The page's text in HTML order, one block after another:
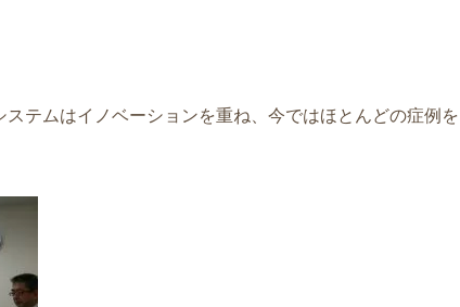
テムはイノベーションを重ね、今ではほとんどの症例を